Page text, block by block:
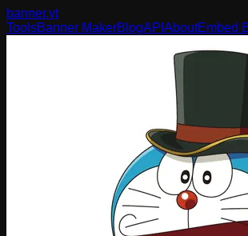
banner.yt
ToolsBanner MakerBlogAPI AboutEmbed